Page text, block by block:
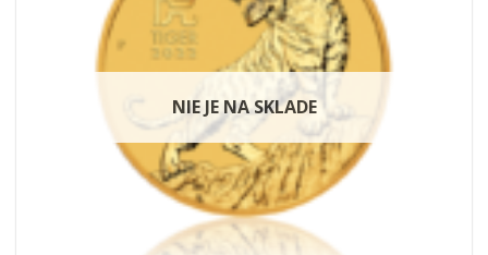
NIE JE NA SKLADE